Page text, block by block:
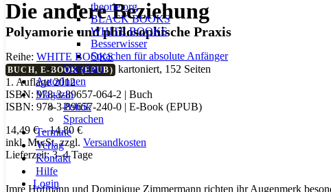
theorie.org
BLACK BOOKS
WHITE BOOKS
Besserwisser
Sprachen für absolute Anfänger
Vorschau
AutorInnen
Magazin
Politik
Sprachen
Termine
Verlag
Kontakt
Hilfe
Login
Die andere Beziehung
Polyamorie und philosophische Praxis
Reihe: WHITE BOOKS
BUCH, E-BOOK (EPUB) kartoniert, 152 Seiten
1. Auflage 2012
ISBN: 978-3-89657-064-2 | Buch
ISBN: 978-3-89657-240-0 | E-Book (EPUB)
14,49 €–14,80 €
inkl. MwSt. zzgl. Versandkosten
Lieferzeit:3–4 Tage
Imre Hofmann und Dominique Zimmermann richten ihr Augenmerk